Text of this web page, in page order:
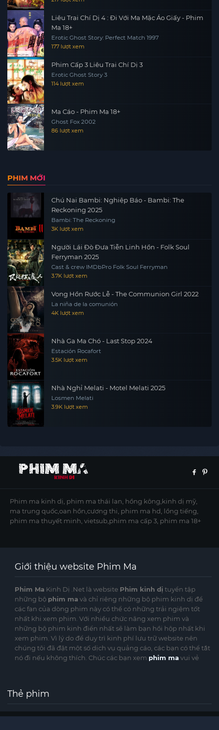
Liêu Trai Chí Dị 4 : Đi Với Ma Mặc Áo Giấy - Phim
Ma 18+
Erotic Ghost Story: Perfect Match 1997
177 lượt xem
Phim Cấp 3 Liêu Trai Chí Dị 3
Erotic Ghost Story 3
114 lượt xem
Ma Cáo - Phim Ma 18+
Ghost Fox 2002
86 lượt xem
PHIM MỚI
Chú Nai Bambi: Nghiệp Báo - Bambi: The
Reckoning 2025
Bambi: The Reckoning
3K lượt xem
Người Lái Đò Đưa Tiễn Linh Hồn - Folk Soul
Ferryman 2025
Cast & crew IMDbPro Folk Soul Ferryman
3.7K lượt xem
Vong Hồn Rước Lễ - The Communion Girl 2022
La niña de la comunión
4K lượt xem
Nhà Ga Ma Chó - Last Stop 2024
Estación Rocafort
3.5K lượt xem
Nhà Nghỉ Melati - Motel Melati 2025
Losmen Melati
3.9K lượt xem
Phim ma kinh dị, phim ma thái lan, hồng kông,kinh dị mỹ,
ma trung quốc,oan hồn,cương thi, phim ma hd, lồng tiếng,
phim ma thuyết minh, vietsub,phim ma cấp 3, phim ma 18+
Giới thiệu website Phim Ma
Phim Ma Kinh Dị .Net là website Phim kinh dị tuyển tập
những bộ phim ma và chỉ riêng những bộ phim kinh dị để
các fan của dòng phim này có thể có những trải ngiệm tốt
nhất khi xem phim. Với nhiều chức năng xem phim và
những bộ phim kinh điển nhất sẽ làm bạn hồi hộp nhất khi
xem phim. Vì lý do để duy trì kinh phí lưu trữ website nên
chúng tôi đã đặt một số dịch vụ quảng cáo, các bạn có thể tắt
nó đi nếu không thích. Chúc các bạn xem phim mavui vẻ
Thẻ phim